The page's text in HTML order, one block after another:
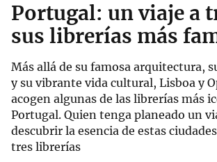
Portugal: un viaje a
sus librerías más
Más allá de su famosa arquitectura,
y su vibrante vida cultural, Lisboa y
acogen algunas de las librerías más
Portugal. Quien tenga planeado un
descubrir la esencia de estas
tres librerías